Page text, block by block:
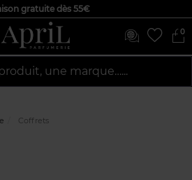
gratuite dès 55€
0
une marque…...
Coffrets